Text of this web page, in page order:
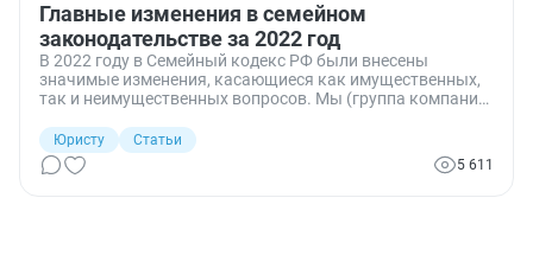
Главные изменения в семейном
законодательстве за 2022 год
В 2022 году в Семейный кодекс РФ были внесены
значимые изменения, касающиеся как имущественных,
так и неимущественных вопросов. Мы (группа компаний
Юристу
Статьи
5 611